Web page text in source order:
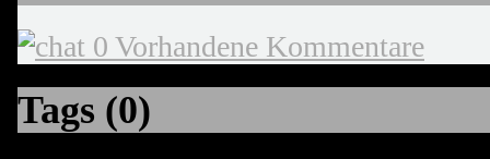
0 Vorhandene Kommentare
Tags (0)